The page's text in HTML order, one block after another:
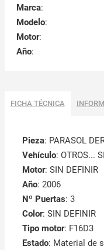
Marca:
Modelo:
Motor:
Año:
FICHA TÉCNICA
Pieza: PARASOL
Vehículo: OTROS...
Motor: SIN DEFINIR
Año: 2006
Nº Puertas: 3
Color: SIN DEFINIR
Tipo motor: F16D3
Estado: Material de